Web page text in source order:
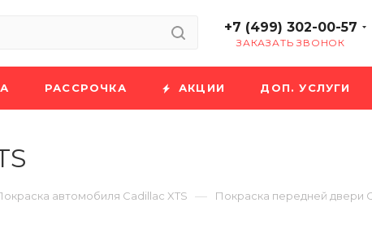
+7 (499) 302-00-57
ЗАКАЗАТЬ ЗВОНОК
РАССРОЧКА АКЦИИ ДОП. УСЛУГИ
автомобиля Cadillac XTS — Покраска передней двери